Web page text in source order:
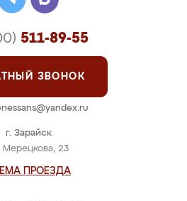
г. Зарайск
Мерецкова, 23
ПРОЕЗДА
511-89-55
ЗВОНОК